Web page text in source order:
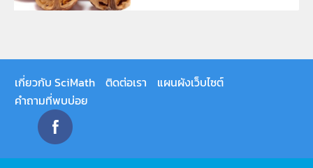
เกี่ยวกับ SciMath ติดต่อเรา
แผนผังเว็บไซต์
คำถามที่พบบ่อย